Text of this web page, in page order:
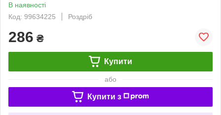
В наявності
Код: 99634225
Роздріб
286 ₴
Купити
або
Купити з